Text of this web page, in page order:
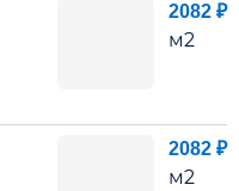
2082 ₽
м2
2082 ₽
м2